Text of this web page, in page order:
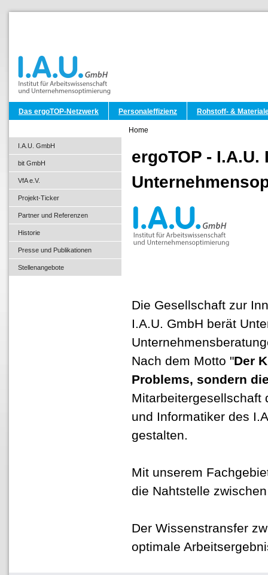
Das ergoTOP-Netzwerk Personaleffizienz Rohstoff- &
Home
ergoTOP -
Die Gesellschaft zur
I.A.U. GmbH berät
Nach dem Motto "Der
Problems, sondern
Mitarbeitergesellschaft
und Informatiker des
gestalten.
Mit unserem
die Nahtstelle
Der Wissenstransfer
optimale
I.A.U. GmbH
bit GmbH
VfA e.V.
Projekt-Ticker
Partner und Referenzen
Historie
Presse und Publikationen
Stellenangebote